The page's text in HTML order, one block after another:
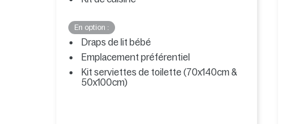
En option :
Draps de lit bébé
Emplacement préférentiel
Kit serviettes de toilette (70x140cm &
50x100cm)